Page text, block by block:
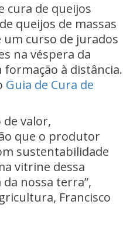
cura de queijos
queijos de massas
um curso de jurados
na véspera da
à distância.
Guia de Cura de
de valor,
que o produtor
sustentabilidade
vitrine dessa
nossa terra”,
Francisco